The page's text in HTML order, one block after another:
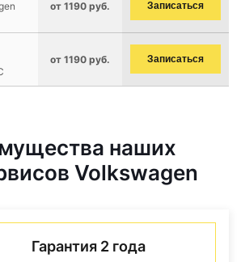
от 1190 руб. Записаться
от 1190 руб. Записаться
наших
Volkswagen
Гарантия 2 года